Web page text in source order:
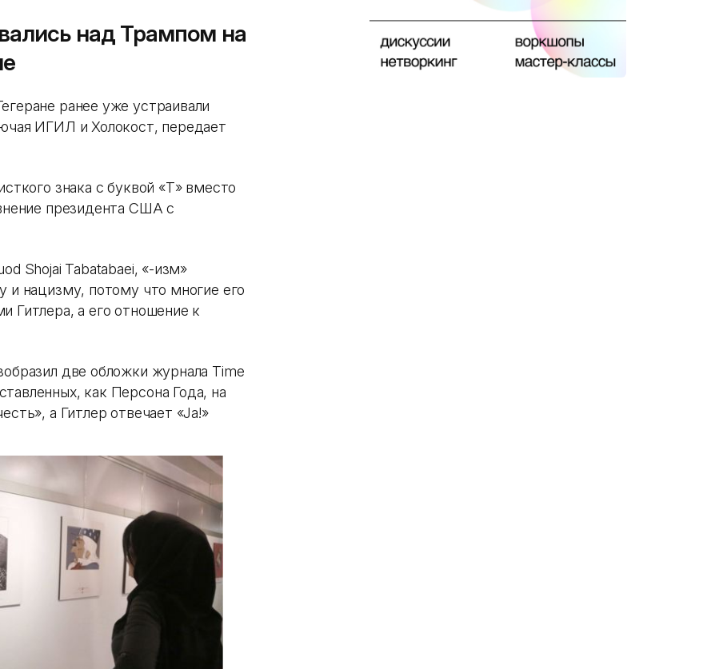
над Трампом на
ранее уже устраивали
ИГИЛ и Холокост, передает
знака с буквой «Т» вместо
президента США с
Shojai Tabatabaei, «-изм»
и нацизму, потому что многие его
Гитлера, а его отношение к
две обложки журнала Time
как Персона Года, на
а Гитлер отвечает «Ja!»